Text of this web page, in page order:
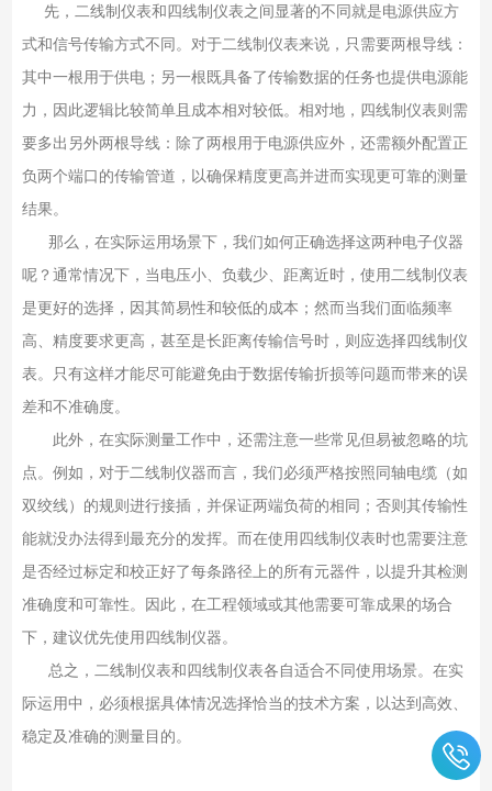
先，二线制仪表和四线制仪表之间显著的不同就是电源供应方
式和信号传输方式不同。对于二线制仪表来说，只需要两根导线：
其中一根用于供电；另一根既具备了传输数据的任务也提供电源能
力，因此逻辑比较简单且成本相对较低。相对地，四线制仪表则需
要多出另外两根导线：除了两根用于电源供应外，还需额外配置正
负两个端口的传输管道，以确保精度更高并进而实现更可靠的测量
结果。
那么，在实际运用场景下，我们如何正确选择这两种电子仪器
呢？通常情况下，当电压小、负载少、距离近时，使用二线制仪表
是更好的选择，因其简易性和较低的成本；然而当我们面临频率
高、精度要求更高，甚至是长距离传输信号时，则应选择四线制仪
表。只有这样才能尽可能避免由于数据传输折损等问题而带来的误
差和不准确度。
此外，在实际测量工作中，还需注意一些常见但易被忽略的坑
点。例如，对于二线制仪器而言，我们必须严格按照同轴电缆（如
双绞线）的规则进行接插，并保证两端负荷的相同；否则其传输性
能就没办法得到最充分的发挥。而在使用四线制仪表时也需要注意
是否经过标定和校正好了每条路径上的所有元器件，以提升其检测
准确度和可靠性。因此，在工程领域或其他需要可靠成果的场合
下，建议优先使用四线制仪器。
总之，二线制仪表和四线制仪表各自适合不同使用场景。在实
际运用中，必须根据具体情况选择恰当的技术方案，以达到高效、
稳定及准确的测量目的。